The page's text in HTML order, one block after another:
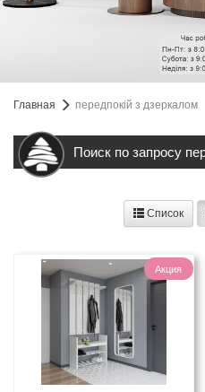
Главная передпокій з дзеркалом
Поиск по запросу
Список
Акция